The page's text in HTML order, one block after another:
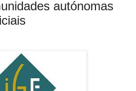
autónomas